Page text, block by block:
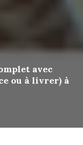
avec
ou à livrer) à